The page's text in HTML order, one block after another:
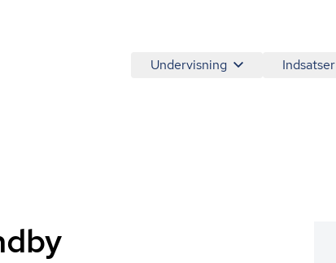
Undervisning Indsatser